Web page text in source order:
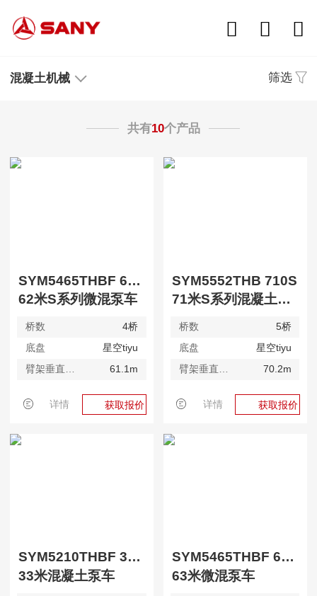
混凝土机械 筛选
共有10个产品
SYM5465THBF 620S-MHEV
62米S系列微混泵车
桥数
4桥
底盘
星空tiyu
61.1m
详情 获取报价
SYM5552THB 710S
71米S系列混凝土泵车
桥数
5桥
底盘
星空tiyu
70.2m
详情 获取报价
SYM5210THBF 330C-10
33米混凝土泵车
SYM5465THBF 630SPM
63米微混泵车